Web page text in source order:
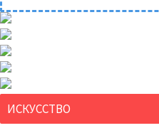
ИСКУССТВО